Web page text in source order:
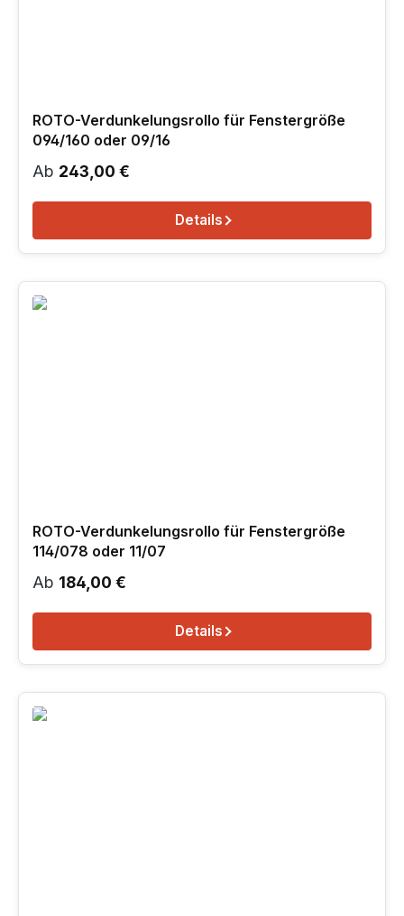
ROTO-Verdunkelungsrollo für Fenstergröße
094/160 oder 09/16
Regulärer Preis:
Ab 243,00 €
Details
ROTO-Verdunkelungsrollo für Fenstergröße
114/078 oder 11/07
Regulärer Preis:
Ab 184,00 €
Details